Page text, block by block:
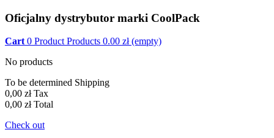
Oficjalny dystrybutor marki CoolPack
Cart 0 Product Products 0.00 zł (empty)
No products
To be determined Shipping
0,00 zł Tax
0,00 zł Total
Check out